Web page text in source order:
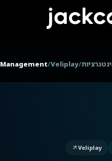
/
Veliplay
/
Veliplay